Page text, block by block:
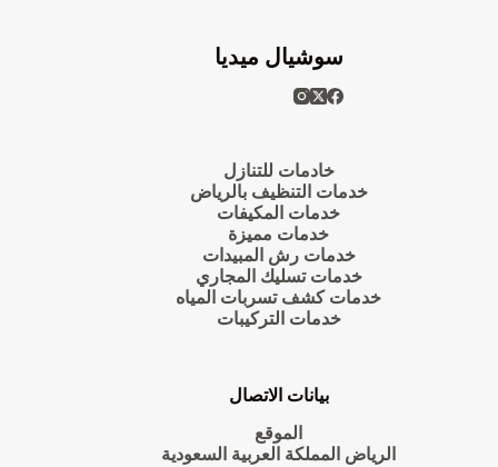
سوشيال ميديا
خادمات للتنازل
خدمات التنظيف بالرياض
خدمات المكيفات
خدمات مميزة
خدمات رش المبيدات
خدمات تسليك المجاري
خدمات كشف تسربات المياه
خدمات التركيبات
بيانات الاتصال
الموقع
الرياض المملكة العربية السعودية